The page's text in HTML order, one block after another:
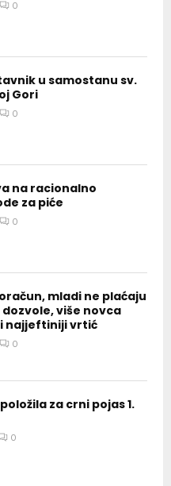
0
u samostanu sv.
Gori
0
na racionalno
za piće
0
mladi ne plaćaju
više novca
najjeftiniji vrtić
0
za crni pojas 1.
0